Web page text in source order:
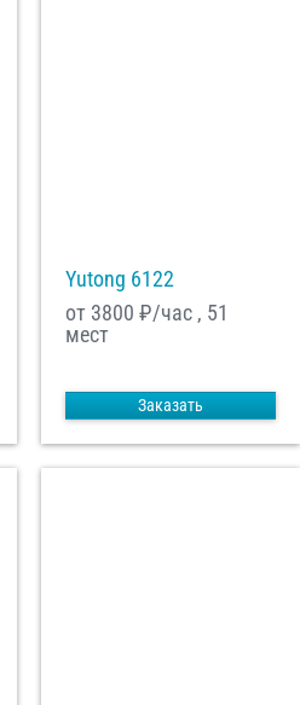
Yutong 6122
от 3800 ₽/час , 51
мест
Заказать